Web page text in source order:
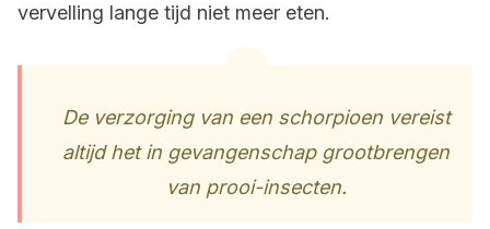
vervelling lange tijd niet meer eten.
De verzorging van een schorpioen vereist
altijd het in gevangenschap grootbrengen
van prooi-insecten.